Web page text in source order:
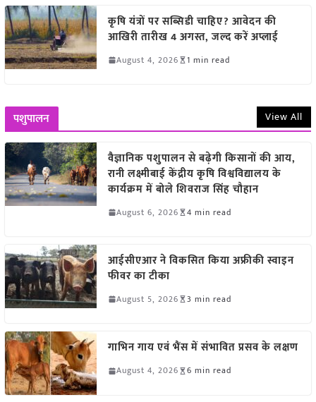
कृषि यंत्रों पर सब्सिडी चाहिए? आवेदन की
आखिरी तारीख 4 अगस्त, जल्द करें अप्लाई
August 4, 2026 1 min read
पशुपालन View All
वैज्ञानिक पशुपालन से बढ़ेगी किसानों की आय,
रानी लक्ष्मीबाई केंद्रीय कृषि विश्वविद्यालय के
कार्यक्रम में बोले शिवराज सिंह चौहान
August 6, 2026 4 min read
आईसीएआर ने विकसित किया अफ्रीकी स्वाइन
फीवर का टीका
August 5, 2026 3 min read
गाभिन गाय एवं भैंस में संभावित प्रसव के लक्षण
August 4, 2026 6 min read